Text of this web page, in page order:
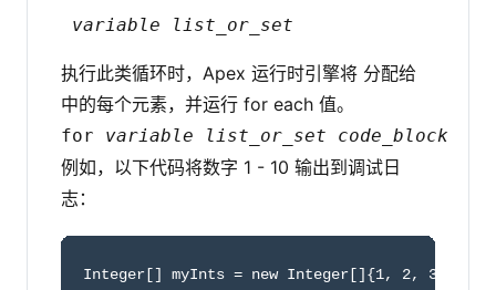
variable list_or_set
执行此类循环时，Apex 运行时引擎将 分配给
中的每个元素，并运行 for each 值。
for variable list_or_set code_block
例如，以下代码将数字 1 - 10 输出到调试日
志：
Integer[] myInts = new Integer[]{1, 2, 3, 4,